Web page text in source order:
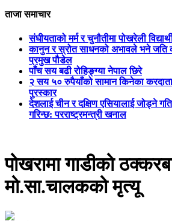
ताजा समाचार
संघीयताको मर्म र चुनौतीमा पोखरेली
कानुन र स्रोत साधनको अभावले भने जति
प्रमुख पौडेल
पाँच सय बढी रोहिङ्ग्या नेपाल छिरे
२ सय ५० रुपैयाँको सामान किनेका
पुरस्कार
देशलाई चीन र दक्षिण एसियालाई जोड्ने
गरिन्छ: परराष्ट्रमन्त्री खनाल
पोखरामा गाडीको
मो.सा.चालकको मृत्यू